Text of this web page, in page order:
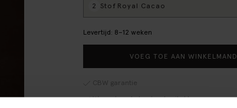
2 Stof: Royal Cacao
Levertijd: 8–12 weken
VOEG TOE AAN WINKELMAND
CBW garantie
We maken de bank gebruiksklaar